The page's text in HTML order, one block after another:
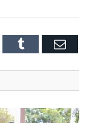
Tumblr Email